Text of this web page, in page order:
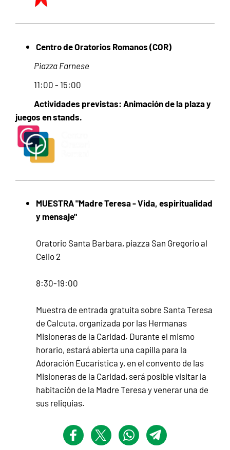
Centro de Oratorios Romanos (COR)
Piazza Farnese
11:00 - 15:00
Actividades previstas: Animación de la plaza y
juegos en stands.
MUESTRA "Madre Teresa - Vida, espiritualidad
y mensaje"
Oratorio Santa Barbara, piazza San Gregorio al
Celio 2
8:30-19:00
Muestra de entrada gratuita sobre Santa Teresa
de Calcuta, organizada por las Hermanas
Misioneras de la Caridad. Durante el mismo
horario, estará abierta una capilla para la
Adoración Eucarística y, en el convento de las
Misioneras de la Caridad, será posible visitar la
habitación de la Madre Teresa y venerar una de
sus reliquias.